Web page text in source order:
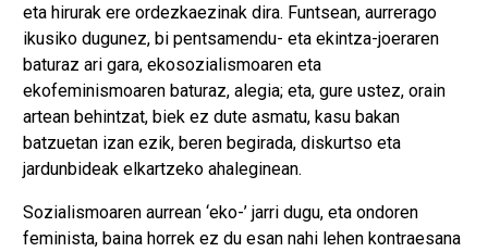
eta hirurak ere ordezkaezinak dira. Funtsean, aurrerago
ikusiko dugunez, bi pentsamendu- eta ekintza-joeraren
baturaz ari gara, ekosozialismoaren eta
ekofeminismoaren baturaz, alegia; eta, gure ustez, orain
artean behintzat, biek ez dute asmatu, kasu bakan
batzuetan izan ezik, beren begirada, diskurtso eta
jardunbideak elkartzeko ahaleginean.
Sozialismoaren aurrean ‘eko-’ jarri dugu, eta ondoren
feminista, baina horrek ez du esan nahi lehen kontraesana